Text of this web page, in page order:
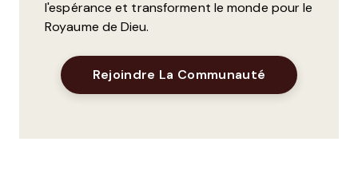
l'espérance et transforment le monde pour le
Royaume de Dieu.
Rejoindre La Communauté Opens New